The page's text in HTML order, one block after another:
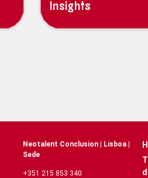
Insights
Neotalent Conclusion | Lisboa |
Sede
+351 215 853 340